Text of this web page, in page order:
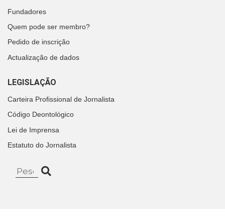
Fundadores
Quem pode ser membro?
Pedido de inscrição
Actualização de dados
LEGISLAÇÃO
Carteira Profissional de Jornalista
Código Deontológico
Lei de Imprensa
Estatuto do Jornalista